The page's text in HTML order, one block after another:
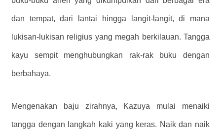
dan tempat, dari lantai hingga langit-langit, di mana
lukisan-lukisan religius yang megah berkilauan. Tangga
kayu sempit menghubungkan rak-rak buku dengan
berbahaya.
Mengenakan baju zirahnya, Kazuya mulai menaiki
tangga dengan langkah kaki yang keras. Naik dan naik